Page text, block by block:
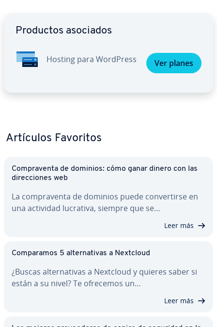
Productos asociados
Hosting para WordPress Ver planes
Artículos Favoritos
Co­m­pra­ve­n­ta de dominios: cómo ganar dinero con las
di­re­c­cio­nes web
La co­m­pra­ve­n­ta de dominios puede co­n­ve­r­ti­r­se en
una actividad lucrativa, siempre que se…
Leer más
Co­m­pa­ra­mos 5 al­te­r­na­ti­vas a Nextcloud
¿Buscas al­te­r­na­ti­vas a Nextcloud y quieres saber si
están a su nivel? Te ofrecemos un…
Leer más